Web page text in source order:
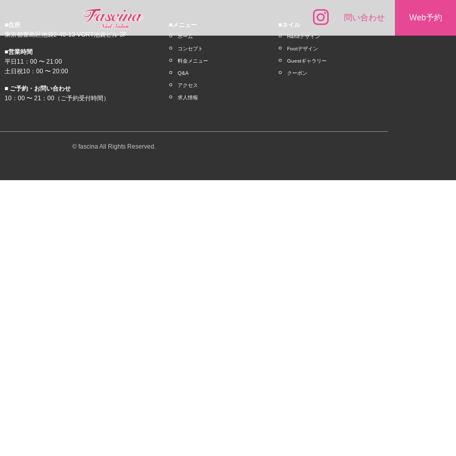
問い合わせ Web予約
■住所
東京都豊島区池袋2-40-13 VORT池袋ビル 3F
■営業時間
平日11：00 〜 21:00
土日祝10：00 〜 20:00
■ ご予約・お問い合わせ
10：00 〜 21：00（ご予約受付時間）
■メニュー
ホーム
コンセプト
料金メニュー
Q&A
アクセス
求人情報
■ネイル
Handデザイン
Footデザイン
Guestギャラリー
クーポン
© fascina All Rights Reserved.